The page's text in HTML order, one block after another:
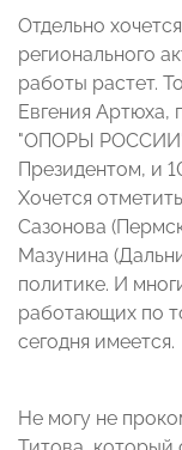
Отдельно
регионального
работы растет.
Евгения Артюха,
"ОПОРЫ
Президентом, и
Хочется
Сазонова
Мазунина
политике. И
работающих по
сегодня имеется.
Не могу не